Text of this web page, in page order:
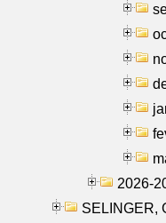
2026-
SELINGER,